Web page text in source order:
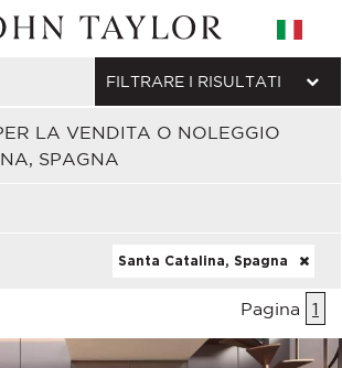
LA VENDITA O NOLEGGIO
SPAGNA
FILTRARE I RISULTATI
Santa Catalina, Spagna
Pagina 1